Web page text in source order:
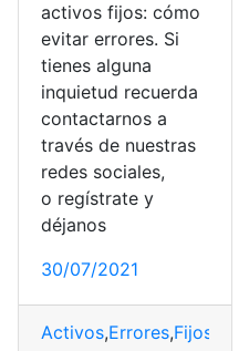
activos fijos: cómo
evitar errores. Si
tienes alguna
inquietud recuerda
contactarnos a
través de nuestras
redes sociales,
o regístrate y
déjanos
30/07/2021
Activos,Errores,Fijos